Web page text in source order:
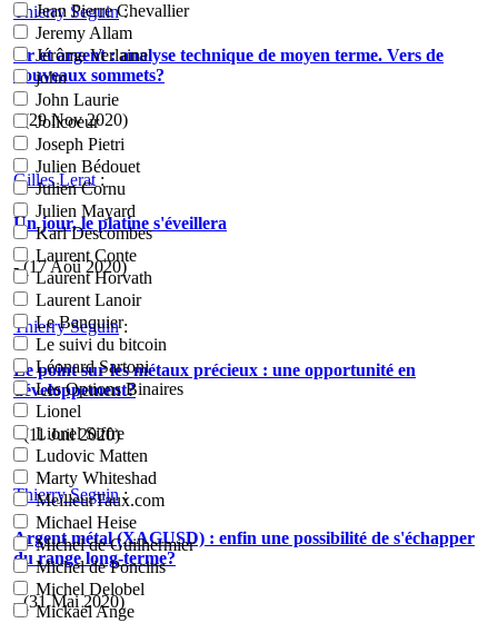
Jean Pierre Chevallier
Jeremy Allam
Jérôme Verlaine
john
John Laurie
Jolicoeur
Joseph Pietri
Julien Bédouet
Julien Cornu
Julien Mayard
Karl Descombes
Laurent Conte
Laurent Horvath
Laurent Lanoir
Le Banquier
Le suivi du bitcoin
Léonard Sartoni
Les Options Binaires
Lionel
Lionel Siffre
Ludovic Matten
Marty Whiteshad
MeilleurTaux.com
Michael Heise
Michel de Guilhermier
Michel de Poncins
Michel Delobel
Mickaël Ange
Thierry Seguin:
Or et argent : analyse technique de moyen terme. Vers de
nouveaux sommets?
- (29 Nov 2020)
Gilles Lerat :
Un jour, le platine s'éveillera
- (17 Aoû 2020)
Thierry Seguin:
Le point sur les métaux précieux : une opportunité en
développement?
- (11 Juil 2020)
Thierry Seguin:
Argent métal (XAGUSD) : enfin une possibilité de s'échapper
du range long-terme?
- (31 Mai 2020)